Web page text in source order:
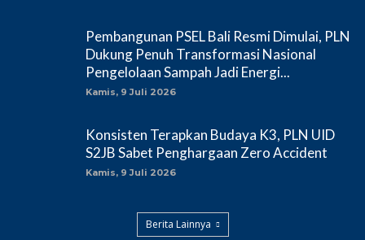
Pembangunan PSEL Bali Resmi Dimulai, PLN
Dukung Penuh Transformasi Nasional
Pengelolaan Sampah Jadi Energi...
Kamis, 9 Juli 2026
Konsisten Terapkan Budaya K3, PLN UID
S2JB Sabet Penghargaan Zero Accident
Kamis, 9 Juli 2026
Berita Lainnya